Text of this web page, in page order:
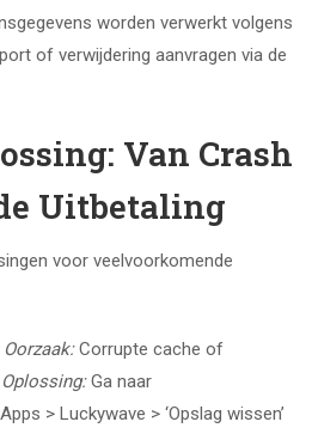
worden verwerkt volgens
of verwijdering aanvragen via de
Van Crash
Uitbetaling
voor veelvoorkomende
Oorzaak:Corrupte cache of
Oplossing:Ga naar
> Luckywave > ‘Opslag wissen’